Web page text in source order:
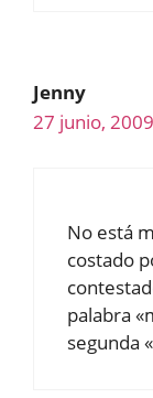
Jenny
27 junio,
No está
costado
palabra
segunda